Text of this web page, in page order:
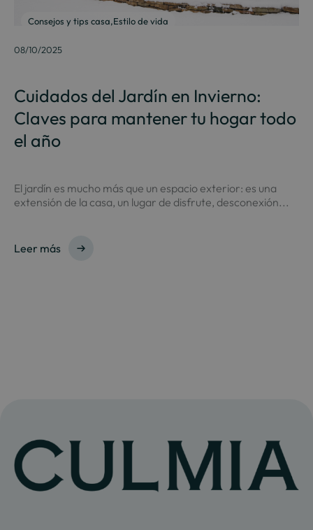
Consejos y tips casa,Estilo de vida
08/10/2025
Cuidados del Jardín en Invierno:
Claves para mantener tu hogar todo
el año
El jardín es mucho más que un espacio exterior: es una
extensión de la casa, un lugar de disfrute, desconexión...
Leer más